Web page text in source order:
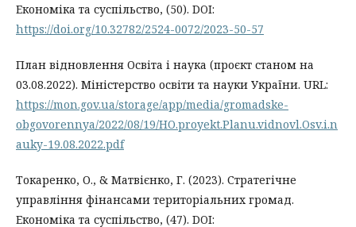
Економіка та суспільство, (50). DOI:
https://doi.org/10.32782/2524-0072/2023-50-57
План відновлення Освіта і наука (проєкт станом на
03.08.2022). Міністерство освіти та науки України. URL:
https://mon.gov.ua/storage/app/media/gromadske-
obgovorennya/2022/08/19/HO.proyekt.Planu.vidnovl.Osv.i.n
auky-19.08.2022.pdf
Токаренко, О., & Матвієнко, Г. (2023). Стратегічне
управління фінансами територіальних громад.
Економіка та суспільство, (47). DOI: